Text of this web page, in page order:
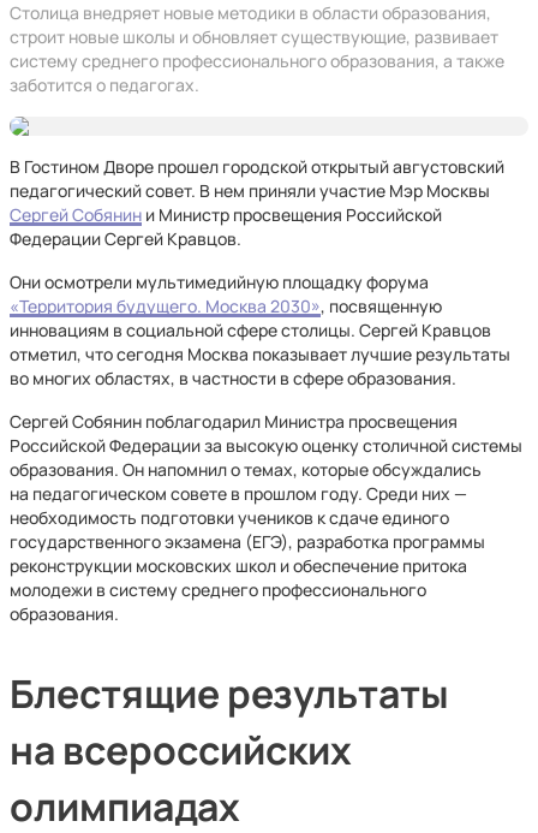
Столица внедряет новые методики в области образования,
строит новые школы и обновляет существующие, развивает
систему среднего профессионального образования, а также
заботится о педагогах.
В Гостином Дворе прошел городской открытый августовский
педагогический совет. В нем приняли участие Мэр Москвы
Сергей Собянин и Министр просвещения Российской
Федерации Сергей Кравцов.
Они осмотрели мультимедийную площадку форума
«Территория будущего. Москва 2030», посвященную
инновациям в социальной сфере столицы. Сергей Кравцов
отметил, что сегодня Москва показывает лучшие результаты
во многих областях, в частности в сфере образования.
Сергей Собянин поблагодарил Министра просвещения
Российской Федерации за высокую оценку столичной системы
образования. Он напомнил о темах, которые обсуждались
на педагогическом совете в прошлом году. Среди них —
необходимость подготовки учеников к сдаче единого
государственного экзамена (ЕГЭ), разработка программы
реконструкции московских школ и обеспечение притока
молодежи в систему среднего профессионального
образования.
Блестящие результаты
на всероссийских
олимпиадах